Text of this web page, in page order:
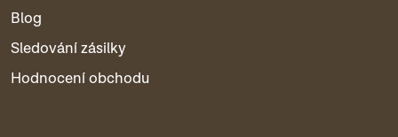
Blog
Sledování zásilky
Hodnocení obchodu